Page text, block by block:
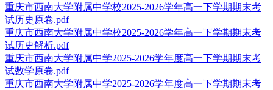
重庆市西南大学附属中学校2025-2026学年高一下学期期末考
试历史原卷.pdf
重庆市西南大学附属中学校2025-2026学年高一下学期期末考
试历史解析.pdf
重庆市西南大学附属中学2025-2026学年度高一下学期期末考
试数学原卷.pdf
重庆市西南大学附属中学2025-2026学年度高一下学期期末考